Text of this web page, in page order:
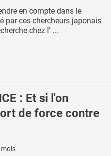
en compte dans le
par ces chercheurs japonais
chez l’ ...
: Et si l'on
de force contre
mois